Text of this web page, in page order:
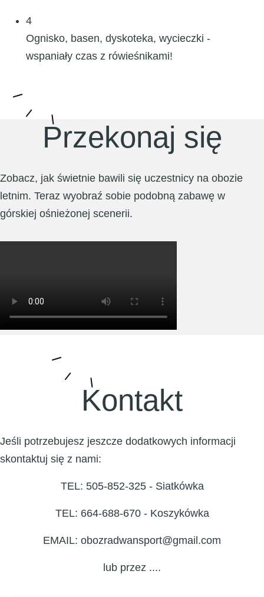
4
Ognisko, basen, dyskoteka, wycieczki -
wspaniały czas z rówieśnikami!
Przekonaj się
Zobacz, jak świetnie bawili się uczestnicy na obozie
letnim. Teraz wyobraź sobie podobną zabawę w
górskiej ośnieżonej scenerii.
Kontakt
Jeśli potrzebujesz jeszcze dodatkowych informacji
skontaktuj się z nami:
TEL: 505-852-325 - Siatkówka
TEL: 664-688-670 - Koszykówka
EMAIL: obozradwansport@gmail.com
lub przez ....